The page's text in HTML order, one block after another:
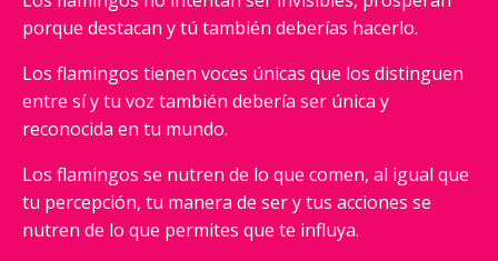
porque destacan y tú también deberías hacerlo.
Los flamingos tienen voces únicas que los distinguen
entre sí y tu voz también debería ser única y
reconocida en tu mundo.
Los flamingos se nutren de lo que comen, al igual que
tu percepción, tu manera de ser y tus acciones se
nutren de lo que permites que te influya.